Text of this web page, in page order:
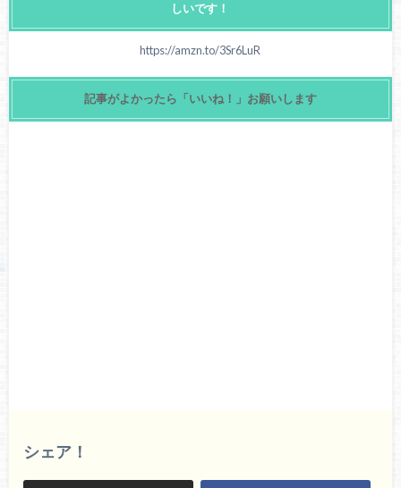
しいです！
https://amzn.to/3Sr6LuR
記事がよかったら「いいね！」お願いします
シェア！